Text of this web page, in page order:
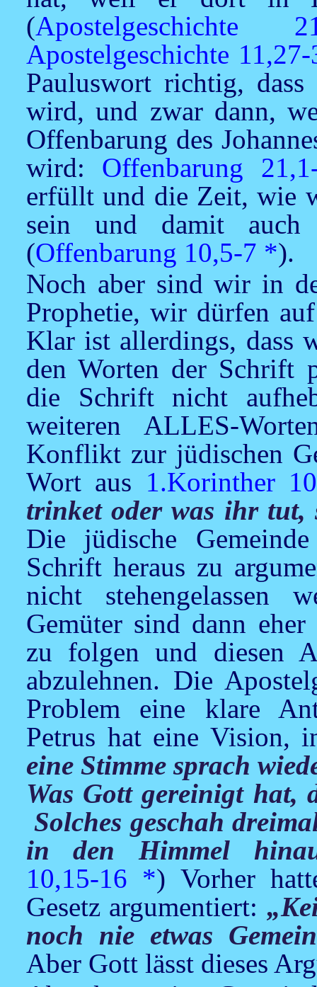
(Apostelgeschichte
Apostelgeschichte
Pauluswort richtig,
wird, und zwar dann,
Offenbarung des
wird: Offenbarung
erfüllt und die Zeit, wie
sein und damit auch
(Offenbarung 10,5-7 *).
Noch aber sind wir in
Prophetie, wir dürfen
Klar ist allerdings, dass
den Worten der Schrift
die Schrift nicht
weiteren ALLES-
Konflikt zur jüdischen
Wort aus 1.Korinther
trinket oder was ihr tut,
Die jüdische
Schrift heraus zu
nicht stehengelassen
Gemüter sind dann
zu folgen und diesen
abzulehnen. Die
Problem eine klare
Petrus hat eine
eine Stimme sprach
Was Gott gereinigt hat,
Solches geschah
in den Himmel
10,15-16 *) Vorher
Gesetz argumentiert:
noch nie etwas
Aber Gott lässt dieses